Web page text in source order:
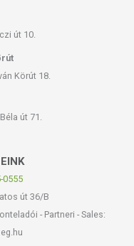
út 10.
Körút 18.
út 71.
0555
út 36/B
- Partneri - Sales: